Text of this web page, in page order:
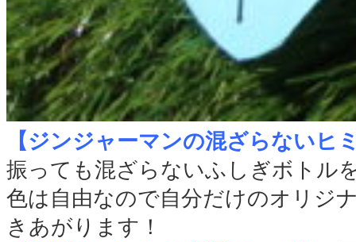
【ジンジャーマンの混ざらないヒ
振っても混ざらないふしぎボトル
色は自由なので自分だけのオリジ
きあがります！